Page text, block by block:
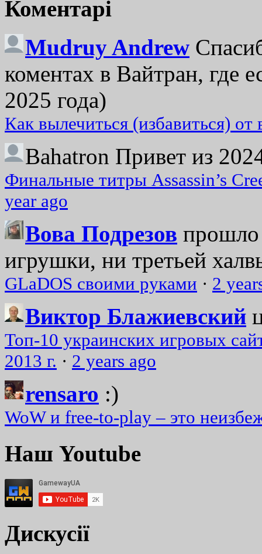
Коментарі
Mudruy Andrew
коментах в Вайтран, где
2025 года)
Как вылечиться (избавиться)
Bahatron Привет из
Финальные титры Assassin’s
year ago
Вова Подрезов прошло
игрушки, ни третьей
GLaDOS своими руками · 2
Виктор Блажиевский
Топ-10 украинских игровых
2013 г. · 2 years ago
rensaro :)
WoW и free-to-play – это
Наш Youtube
Дискусії